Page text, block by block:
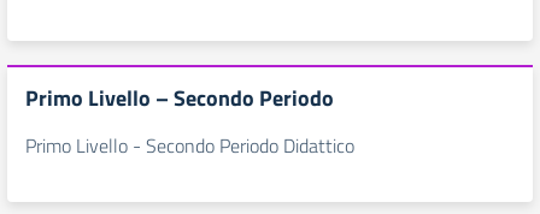
Primo Livello – Secondo Periodo
Primo Livello - Secondo Periodo Didattico